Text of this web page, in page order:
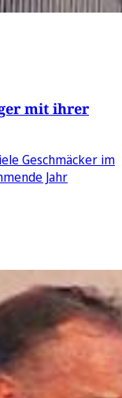
mit ihrer
Geschmäcker im
Jahr